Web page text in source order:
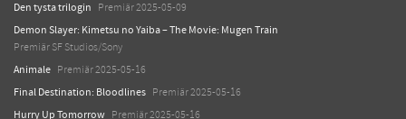
Den tysta trilogin Premiär 2025-05-09
Demon Slayer: Kimetsu no Yaiba – The Movie: Mugen Train
Premiär SF Studios/Sony
Animale Premiär 2025-05-16
Final Destination: Bloodlines Premiär 2025-05-16
Hurry Up Tomorrow Premiär 2025-05-16